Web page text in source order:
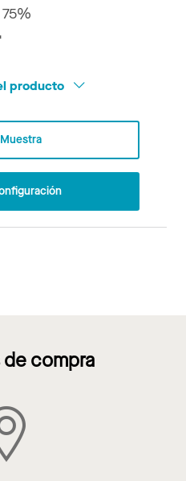
75%
producto
compra